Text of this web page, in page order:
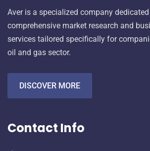
Aver is a specialized company
comprehensive market research and
services tailored specifically for
oil and gas sector.
DISCOVER MORE
Contact Info